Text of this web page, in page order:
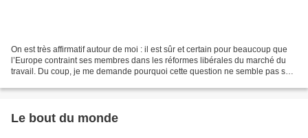
On est très affirmatif autour de moi : il est sûr et certain pour beaucoup que
l’Europe contraint ses membres dans les réformes libérales du marché du
travail. Du coup, je me demande pourquoi cette question ne semble pas se
Le bout du monde